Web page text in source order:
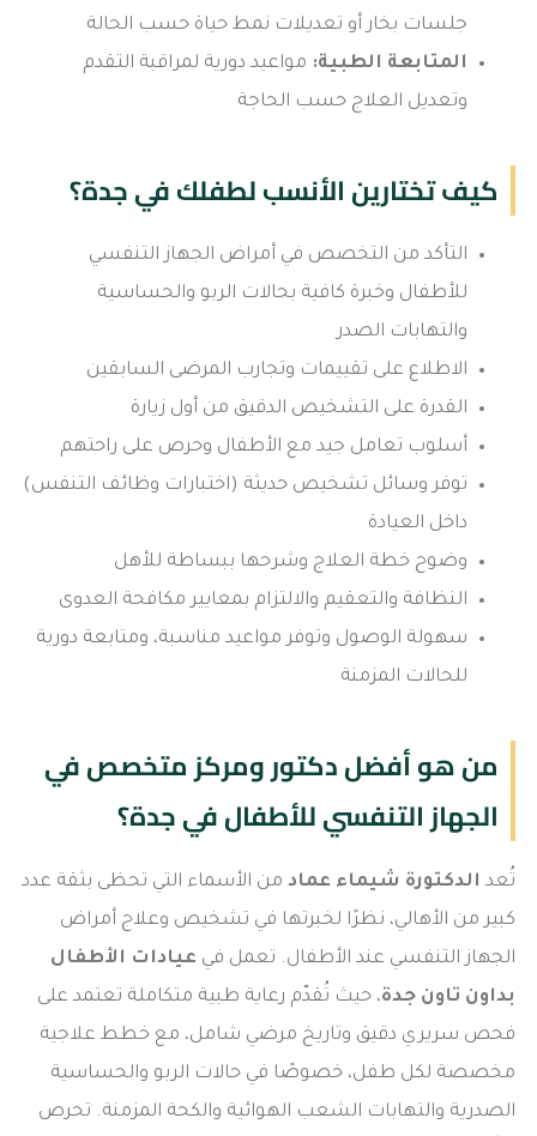
جلسات بخار أو تعديلات نمط حياة حسب الحالة
المتابعة الطبية: مواعيد دورية لمراقبة التقدم
وتعديل العلاج حسب الحاجة
كيف تختارين الأنسب لطفلك في جدة؟
التأكد من التخصص في أمراض الجهاز التنفسي
للأطفال وخبرة كافية بحالات الربو والحساسية
والتهابات الصدر
الاطلاع على تقييمات وتجارب المرضى السابقين
القدرة على التشخيص الدقيق من أول زيارة
أسلوب تعامل جيد مع الأطفال وحرص على راحتهم
توفر وسائل تشخيص حديثة (اختبارات وظائف التنفس)
داخل العيادة
وضوح خطة العلاج وشرحها ببساطة للأهل
النظافة والتعقيم والالتزام بمعايير مكافحة العدوى
سهولة الوصول وتوفر مواعيد مناسبة، ومتابعة دورية
للحالات المزمنة
من هو أفضل دكتور ومركز متخصص في
الجهاز التنفسي للأطفال في جدة؟
تُعد الدكتورة شيماء عماد من الأسماء التي تحظى بثقة عدد
كبير من الأهالي، نظرًا لخبرتها في تشخيص وعلاج أمراض
الجهاز التنفسي عند الأطفال. تعمل في عيادات الأطفال
بداون تاون جدة، حيث تُقدّم رعاية طبية متكاملة تعتمد على
فحص سريري دقيق وتاريخ مرضي شامل، مع خطط علاجية
مخصصة لكل طفل، خصوصًا في حالات الربو والحساسية
الصدرية والتهابات الشعب الهوائية والكحة المزمنة. تحرص